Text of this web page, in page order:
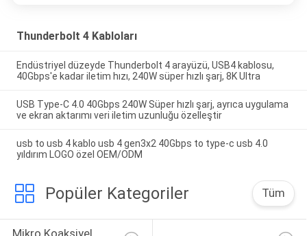
Thunderbolt 4 Kabloları
Endüstriyel düzeyde Thunderbolt 4 arayüzü, USB4 kablosu,
40Gbps'e kadar iletim hızı, 240W süper hızlı şarj, 8K Ultra
USB Type-C 4.0 40Gbps 240W Süper hızlı şarj, ayrıca uygulama
ve ekran aktarımı veri iletim uzunluğu özelleştir
usb to usb 4 kablo usb 4 gen3x2 40Gbps to type-c usb 4.0
yıldırım LOGO özel OEM/ODM
Popüler Kategoriler Tüm